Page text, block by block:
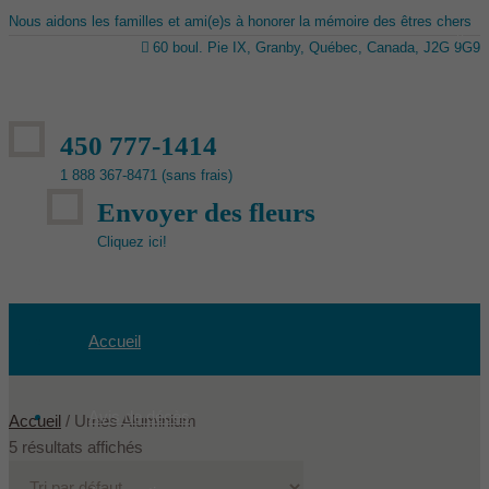
Nous aidons les familles et ami(e)s à honorer la mémoire des êtres chers
60 boul. Pie IX, Granby, Québec, Canada, J2G 9G9
450 777-1414
1 888 367-8471 (sans frais)
Envoyer des fleurs
Cliquez ici!
Accueil
Avis de décès
Accueil / Urnes Aluminium
5 résultats affichés